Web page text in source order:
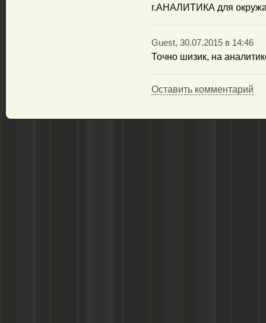
г.АНАЛИТИКА для
Guest, 30.07.2015 в 14:46
Точно шизик, на
Оставить комментарий